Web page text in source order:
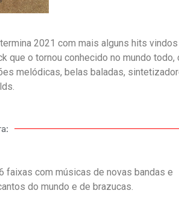
2021 com mais alguns hits
que o tornou conhecido no mundo todo,
melódicas, belas baladas,
faixas com músicas de novas bandas e
do mundo e de brazucas.